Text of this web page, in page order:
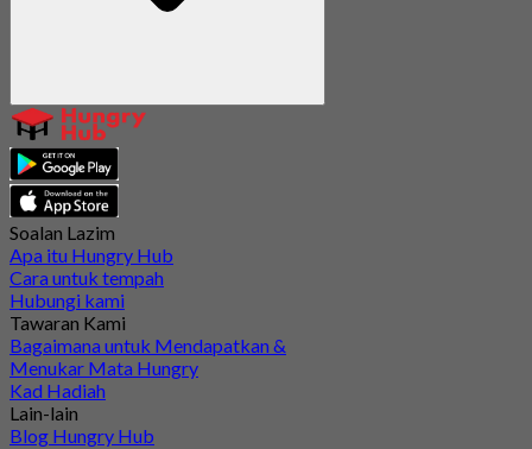
Soalan Lazim
Apa itu Hungry Hub
Cara untuk tempah
Hubungi kami
Tawaran Kami
Bagaimana untuk Mendapatkan &
Menukar Mata Hungry
Kad Hadiah
Lain-lain
Blog Hungry Hub